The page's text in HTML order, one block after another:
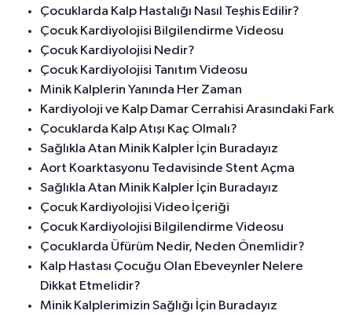
Çocuklarda Kalp Hastalığı Nasıl Teşhis Edilir?
Çocuk Kardiyolojisi Bilgilendirme Videosu
Çocuk Kardiyolojisi Nedir?
Çocuk Kardiyolojisi Tanıtım Videosu
Minik Kalplerin Yanında Her Zaman
Kardiyoloji ve Kalp Damar Cerrahisi Arasındaki Fark
Çocuklarda Kalp Atışı Kaç Olmalı?
Sağlıkla Atan Minik Kalpler İçin Buradayız
Aort Koarktasyonu Tedavisinde Stent Açma
Sağlıkla Atan Minik Kalpler İçin Buradayız
Çocuk Kardiyolojisi Video İçeriği
Çocuk Kardiyolojisi Bilgilendirme Videosu
Çocuklarda Üfürüm Nedir, Neden Önemlidir?
Kalp Hastası Çocuğu Olan Ebeveynler Nelere
Dikkat Etmelidir?
Minik Kalplerimizin Sağlığı İçin Buradayız